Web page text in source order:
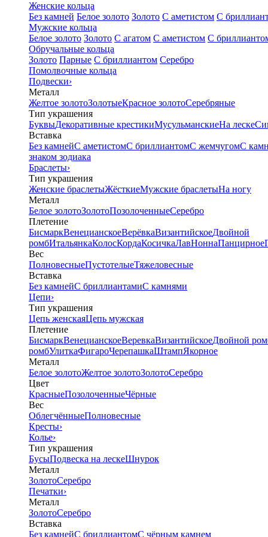
Женские кольца
Без камней Белое золото Золото С аметистом С
Мужские кольца
Белое золото Золото С агатом С аметистом С
Обручальные кольца
Золото Парные С бриллиантом Серебро
Помолвочные кольца
Подвески›
Металл
Желтое золотоЗолотыеКрасное золотоСеребряные
Тип украшения
БуквыДекоративные крестикиМусульманскиеНа леске
Вставка
Без камнейС аметистомС бриллиантомС жемчугомС
знаком зодиака
Браслеты›
Тип украшения
Женские браслетыЖёсткиеМужские браслетыНа ногу
Металл
Белое золотоЗолотоПозолоченныеСеребро
Плетение
БисмаркВенецианскоеВерёвкаВизантийскоеДвойной
ромбИтальянкаКолосКордаКосичкаЛавНоннаПанцирное
Вес
ПолновесныеПустотелыеТяжеловесные
Вставка
Без камнейС бриллиантамиС камнями
Цепи›
Тип украшения
Цепь женскаяЦепь мужская
Плетение
БисмаркВенецианскоеВеревкаВизантийскоеДвойной
ромбУлиткаФигароЧерепашкаШтампЯкорное
Металл
Белое золотоЖелтое золотоЗолотоСеребро
Цвет
КрасныеПозолоченныеЧёрные
Вес
ОблегчённыеПолновесные
Кресты›
Колье›
Тип украшения
БусыПодвеска на лескеШнурок
Металл
ЗолотоСеребро
Печатки›
Металл
ЗолотоСеребро
Вставка
Без камнейС бриллиантомС чёрным камнем